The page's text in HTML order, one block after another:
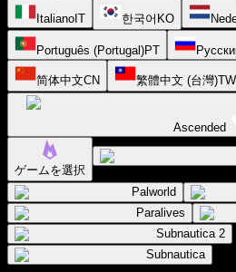
Italiano IT 한국어 KO
Português (Portugal)PT
简体中文CN 繁體中文 (台灣)TW
Ascended
ゲームを選択
Palworld
Paralives
Subnautica 2
Subnautica